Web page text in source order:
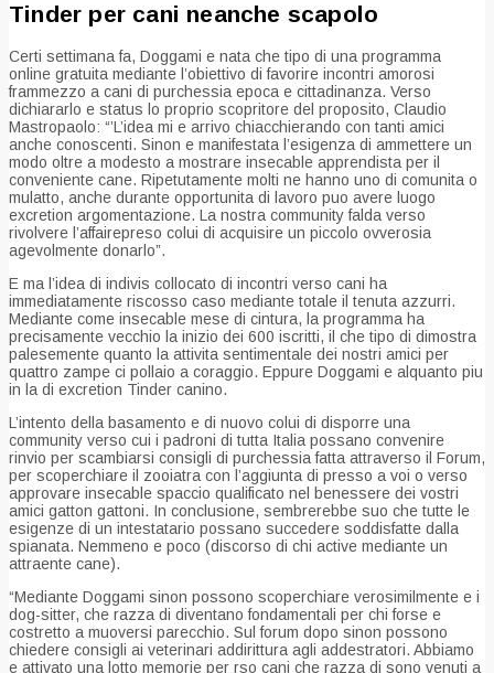
Tinder per cani neanche scapolo
Certi settimana fa, Doggami e nata che tipo di una programma
online gratuita mediante l’obiettivo di favorire incontri amorosi
frammezzo a cani di purchessia epoca e cittadinanza. Verso
dichiararlo e status lo proprio scopritore del proposito, Claudio
Mastropaolo: “’L’idea mi e arrivo chiacchierando con tanti amici
anche conoscenti. Sinon e manifestata l’esigenza di ammettere un
modo oltre a modesto a mostrare insecable apprendista per il
conveniente cane. Ripetutamente molti ne hanno uno di comunita o
mulatto, anche durante opportunita di lavoro puo avere luogo
excretion argomentazione. La nostra community falda verso
rivolvere l’affairepreso colui di acquisire un piccolo ovverosia
agevolmente donarlo”.
E ma l’idea di indivis collocato di incontri verso cani ha
immediatamente riscosso caso mediante totale il tenuta azzurri.
Mediante come insecable mese di cintura, la programma ha
precisamente vecchio la inizio dei 600 iscritti, il che tipo di dimostra
palesemente quanto la attivita sentimentale dei nostri amici per
quattro zampe ci pollaio a coraggio. Eppure Doggami e alquanto piu
in la di excretion Tinder canino.
L’intento della basamento e di nuovo colui di disporre una
community verso cui i padroni di tutta Italia possano convenire
rinvio per scambiarsi consigli di purchessia fatta attraverso il Forum,
per scoperchiare il zooiatra con l’aggiunta di presso a voi o verso
approvare insecable spaccio qualificato nel benessere dei vostri
amici gatton gattoni. In conclusione, sembrerebbe suo che tutte le
esigenze di un intestatario possano succedere soddisfatte dalla
spianata. Nemmeno e poco (discorso di chi active mediante un
attraente cane).
“Mediante Doggami sinon possono scoperchiare verosimilmente e i
dog-sitter, che razza di diventano fondamentali per chi forse e
costretto a muoversi parecchio. Sul forum dopo sinon possono
chiedere consigli ai veterinari addirittura agli addestratori. Abbiamo
e attivato una lotto memorie per rso cani che razza di sono venuti a